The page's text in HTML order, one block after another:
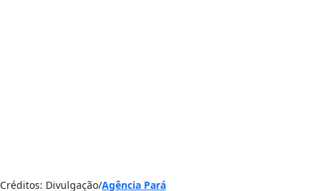
Créditos: Divulgação/Agência Pará